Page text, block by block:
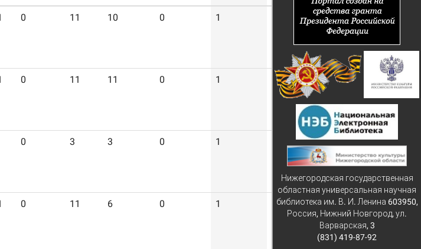
0 11 10 0 1
0 11 11 0 1 11
0 3 3 0 1
0 11 6 0 1
Нижегородская государственная
областная универсальная научная
библиотека им. В. И. Ленина 603950,
Россия, Нижний Новгород, ул.
Варварская, 3
(831) 419-87-92